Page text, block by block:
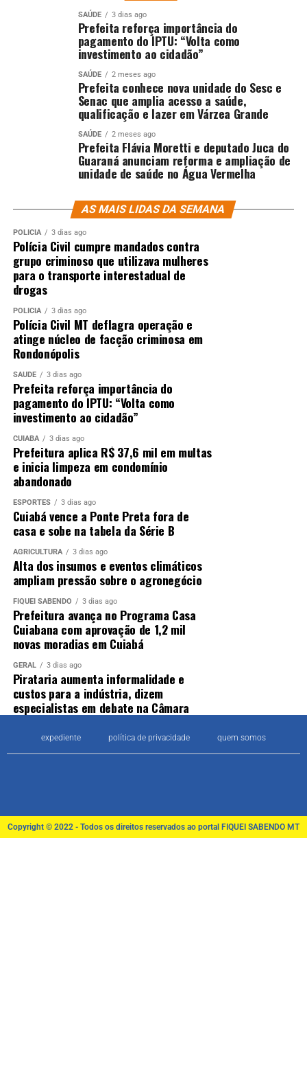
SAÚDE 3 dias ago
Prefeita reforça importância do
pagamento do IPTU: “Volta como
investimento ao cidadão”
SAÚDE 2 meses ago
Prefeita conhece nova unidade do Sesc e
Senac que amplia acesso a saúde,
qualificação e lazer em Várzea Grande
SAÚDE 2 meses ago
Prefeita Flávia Moretti e deputado Juca do
Guaraná anunciam reforma e ampliação de
unidade de saúde no Água Vermelha
AS MAIS LIDAS DA SEMANA
POLÍCIA 3 dias ago
Polícia Civil cumpre mandados contra
grupo criminoso que utilizava mulheres
para o transporte interestadual de
drogas
POLÍCIA 3 dias ago
Polícia Civil MT deflagra operação e
atinge núcleo de facção criminosa em
Rondonópolis
SAÚDE 3 dias ago
Prefeita reforça importância do
pagamento do IPTU: “Volta como
investimento ao cidadão”
CUIABÁ 3 dias ago
Prefeitura aplica R$ 37,6 mil em multas
e inicia limpeza em condomínio
abandonado
ESPORTES 3 dias ago
Cuiabá vence a Ponte Preta fora de
casa e sobe na tabela da Série B
AGRICULTURA 3 dias ago
Alta dos insumos e eventos climáticos
ampliam pressão sobre o agronegócio
FIQUEI SABENDO 3 dias ago
Prefeitura avança no Programa Casa
Cuiabana com aprovação de 1,2 mil
novas moradias em Cuiabá
GERAL 3 dias ago
Pirataria aumenta informalidade e
custos para a indústria, dizem
especialistas em debate na Câmara
expediente política de privacidade quem somos
Copyright © 2022 - Todos os direitos reservados ao portal FIQUEI SABENDO MT